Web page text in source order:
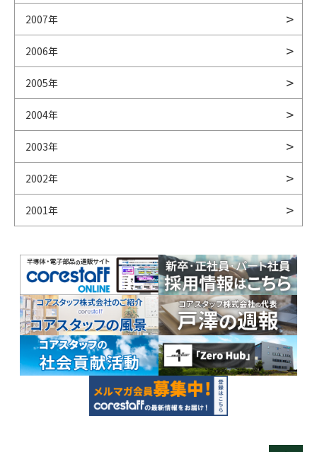
2007年
2006年
2005年
2004年
2003年
2002年
2001年